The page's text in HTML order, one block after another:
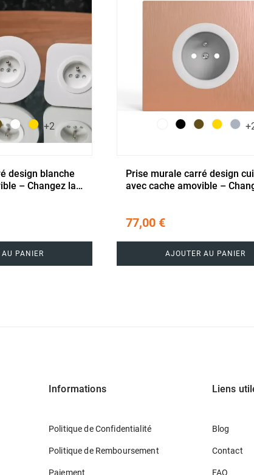
+2
design blanche
– Changez la
PANIER
Prise murale carré design
avec cache amovible –
77,00 €
AJOUTER AU PANIER
Informations
Politique de Confidentialité
Politique de Remboursement
Paiement
Liens
Blog
Contact
FAQ